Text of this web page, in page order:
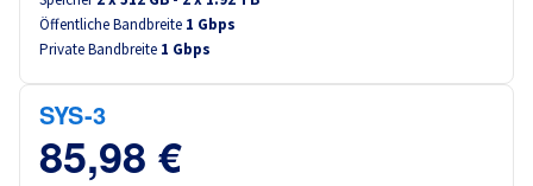
Öffentliche Bandbreite 1 Gbps
Private Bandbreite 1 Gbps
SYS-3
85,98 €